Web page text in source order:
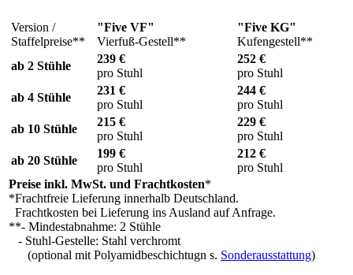
Version /
Staffelpreise**
"Five VF"
Vierfuß-Gestell**
"Five KG"
Kufengestell**
ab 2 Stühle
239 €
pro Stuhl
252 €
pro Stuhl
ab 4 Stühle
231 €
pro Stuhl
244 €
pro Stuhl
ab 10 Stühle
215 €
pro Stuhl
229 €
pro Stuhl
ab 20 Stühle
199 €
pro Stuhl
212 €
pro Stuhl
Preise inkl. MwSt. und Frachtkosten*
*Frachtfreie Lieferung innerhalb Deutschland.
Frachtkosten bei Lieferung ins Ausland auf Anfrage.
**- Mindestabnahme: 2 Stühle
- Stuhl-Gestelle: Stahl verchromt
(optional mit Polyamidbeschichtugn s. Sonderausstattung)